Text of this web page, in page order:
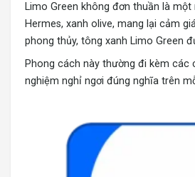
Limo Green không đơn thuần là
Hermes, xanh olive, mang lại cảm
phong thủy, tông xanh Limo Green
Phong cách này thường đi kèm các
nghiệm nghỉ ngơi đúng nghĩa trên